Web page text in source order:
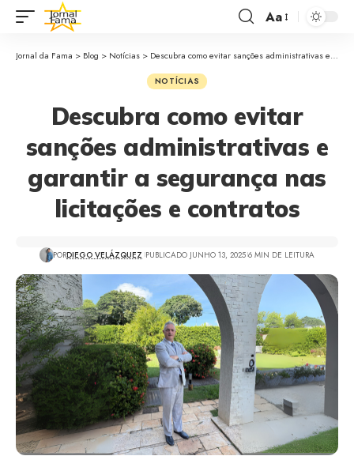
Aa
Jornal da Fama > Blog > Notícias > Descubra como evitar sanções administrativas e garantir a segurança nas licitações e contratos
NOTÍCIAS
Descubra como evitar
sanções administrativas e
garantir a segurança nas
licitações e contratos
PORDIEGO VELÁZQUEZ PUBLICADO JUNHO 13, 2025 6 MIN DE LEITURA